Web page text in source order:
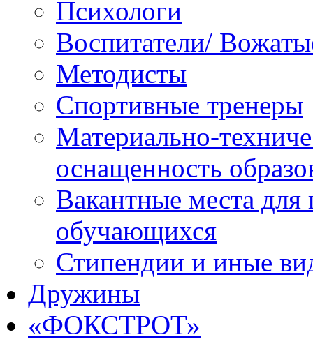
Психологи
Воспитатели/
Методисты
Спортивные тренеры
Материально-
оснащенность
Вакантные места для
обучающихся
Стипендии и иные
Дружины
«ФОКСТРОТ»